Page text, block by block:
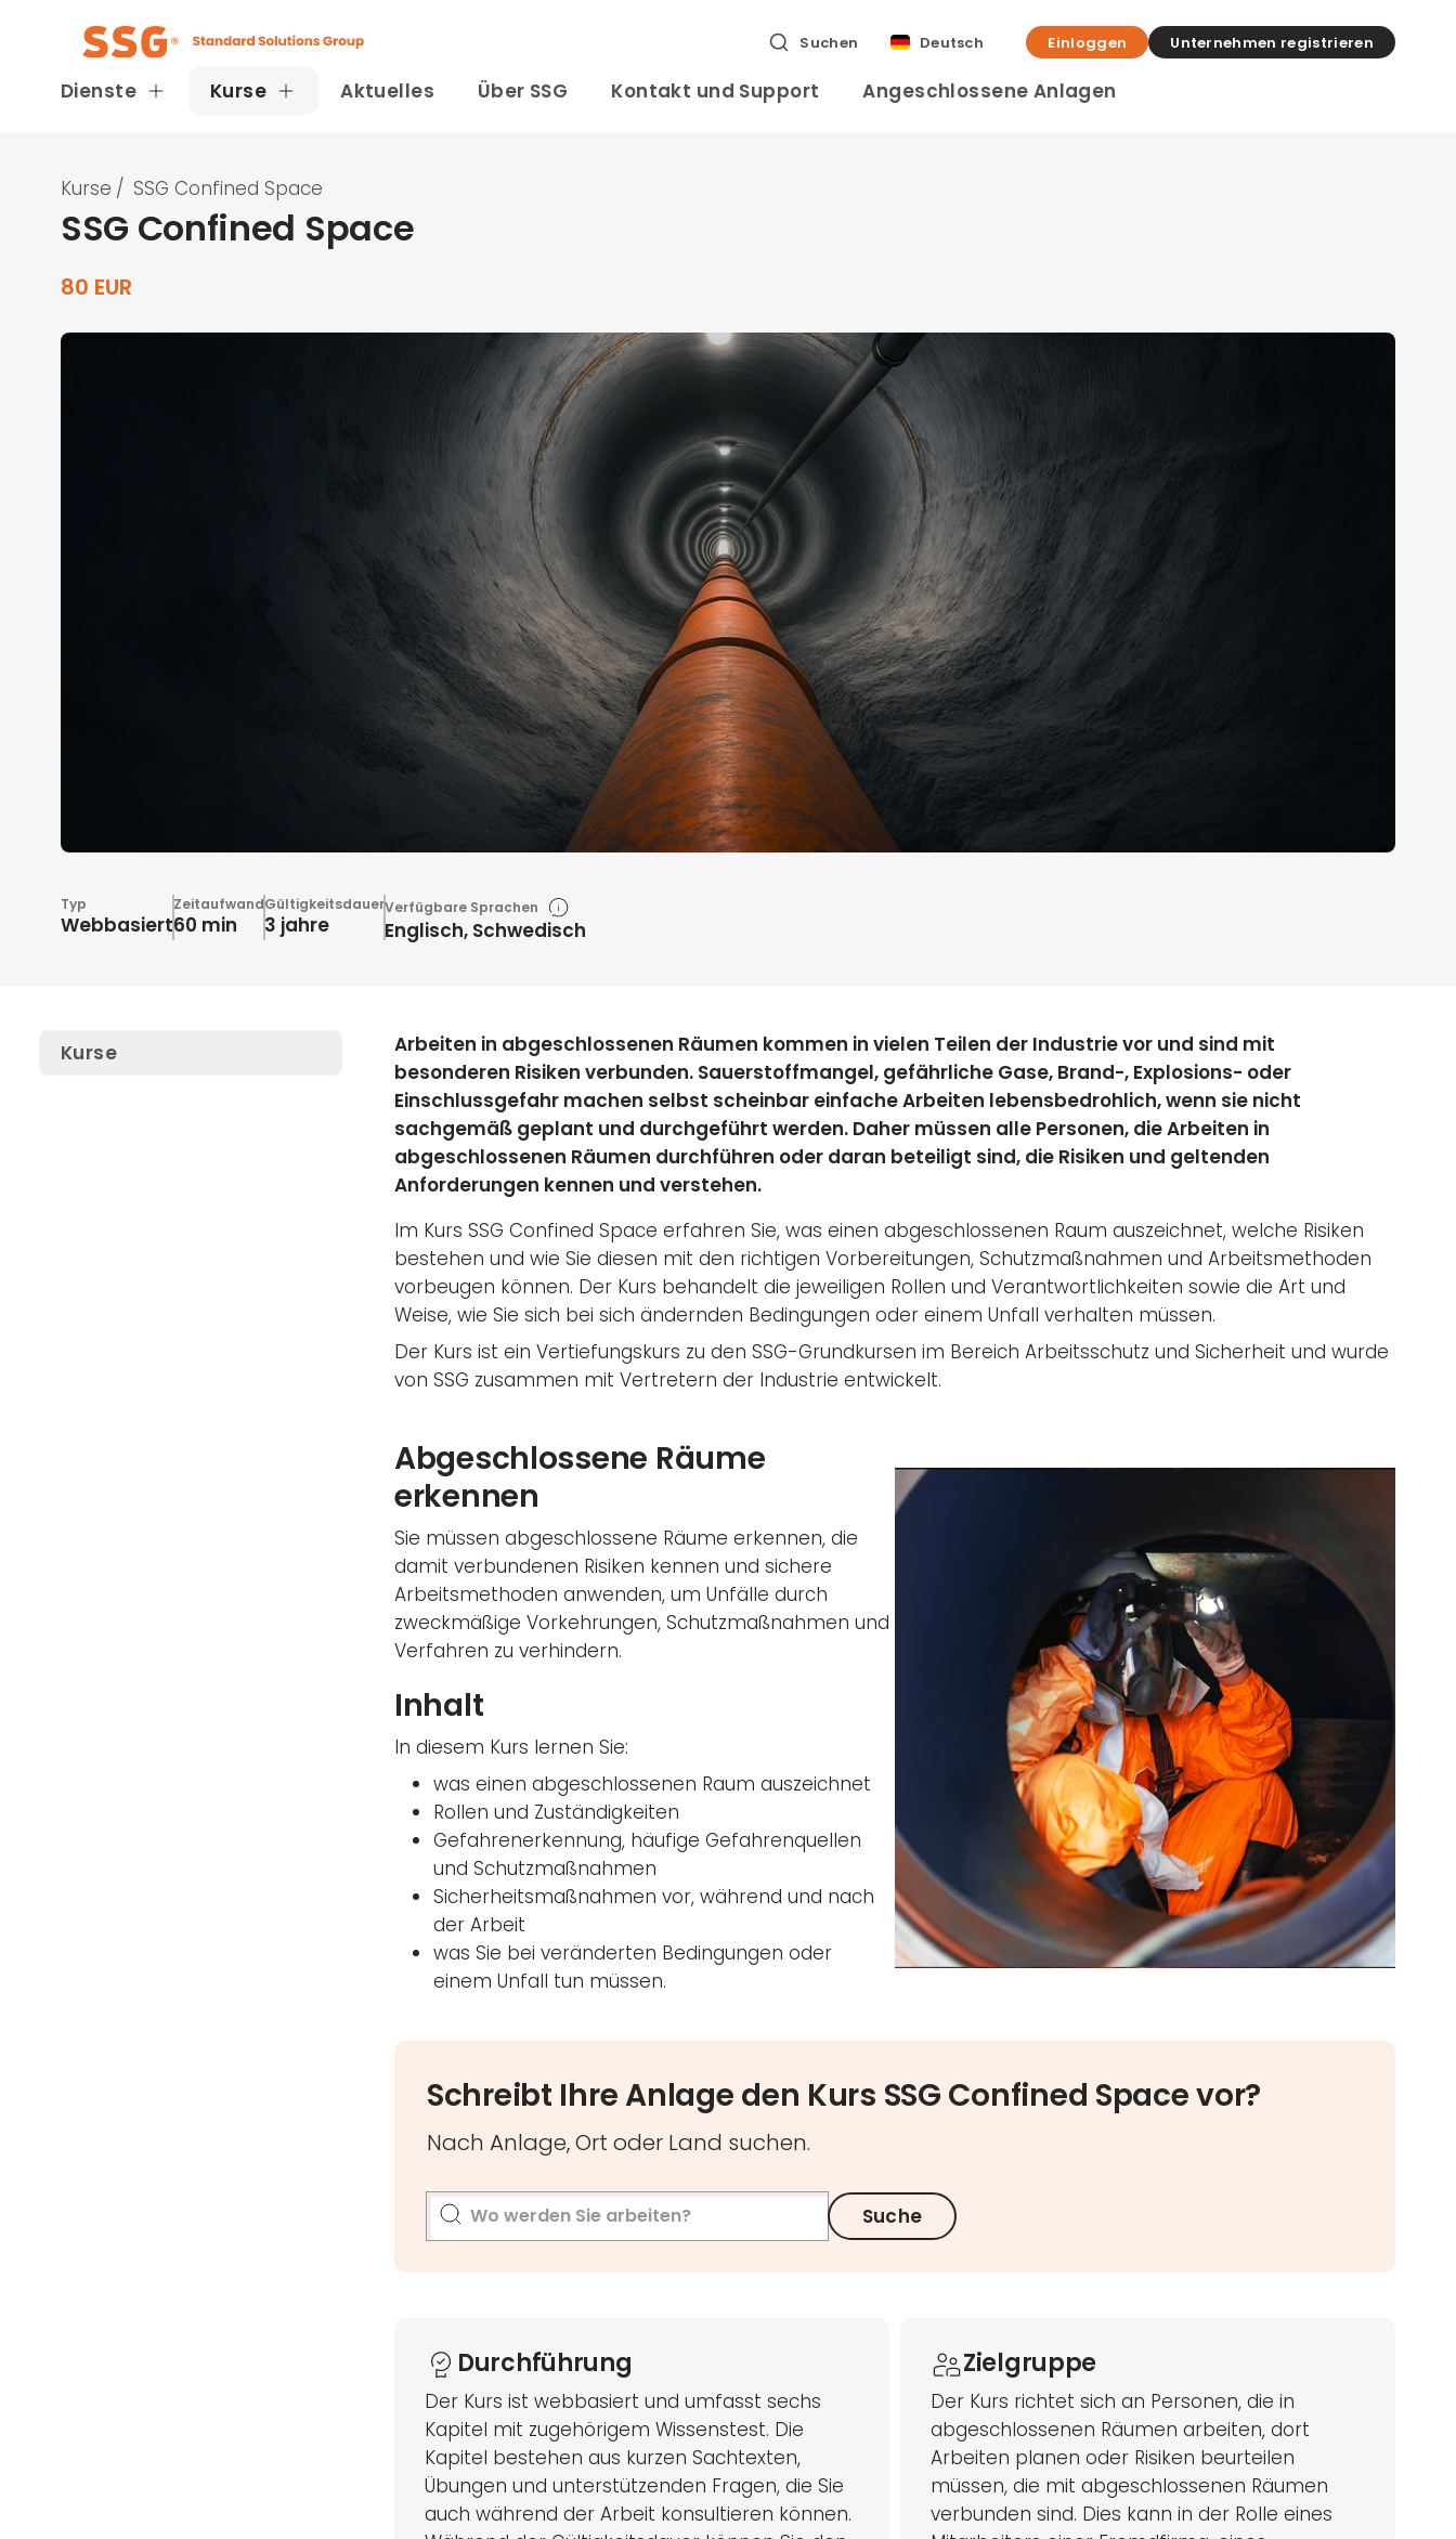
Suchen Deutsch Einloggen Unternehmen registrieren
Dienste Kurse Aktuelles Über SSG Kontakt und Support Angeschlossene Anlagen
Kurse / SSG Confined Space
SSG Confined Space
80 EUR
Typ
Webbasiert
Zeitaufwand
60 min
Gültigkeitsdauer
3 jahre
Verfügbare Sprachen
Englisch, Schwedisch
Kurse
Arbeiten in abgeschlossenen Räumen kommen in vielen Teilen der Industrie vor und sind mit
besonderen Risiken verbunden. Sauerstoffmangel, gefährliche Gase, Brand-, Explosions- oder
Einschlussgefahr machen selbst scheinbar einfache Arbeiten lebensbedrohlich, wenn sie nicht
sachgemäß geplant und durchgeführt werden. Daher müssen alle Personen, die Arbeiten in
abgeschlossenen Räumen durchführen oder daran beteiligt sind, die Risiken und geltenden
Anforderungen kennen und verstehen.
Im Kurs SSG Confined Space erfahren Sie, was einen abgeschlossenen Raum auszeichnet, welche Risiken
bestehen und wie Sie diesen mit den richtigen Vorbereitungen, Schutzmaßnahmen und Arbeitsmethoden
vorbeugen können. Der Kurs behandelt die jeweiligen Rollen und Verantwortlichkeiten sowie die Art und
Weise, wie Sie sich bei sich ändernden Bedingungen oder einem Unfall verhalten müssen.
Der Kurs ist ein Vertiefungskurs zu den SSG-Grundkursen im Bereich Arbeitsschutz und Sicherheit und wurde
von SSG zusammen mit Vertretern der Industrie entwickelt.
Abgeschlossene Räume
erkennen
Sie müssen abgeschlossene Räume erkennen, die
damit verbundenen Risiken kennen und sichere
Arbeitsmethoden anwenden, um Unfälle durch
zweckmäßige Vorkehrungen, Schutzmaßnahmen und
Verfahren zu verhindern.
Inhalt
In diesem Kurs lernen Sie:
was einen abgeschlossenen Raum auszeichnet
Rollen und Zuständigkeiten
Gefahrenerkennung, häufige Gefahrenquellen
und Schutzmaßnahmen
Sicherheitsmaßnahmen vor, während und nach
der Arbeit
was Sie bei veränderten Bedingungen oder
einem Unfall tun müssen.
Schreibt Ihre Anlage den Kurs SSG Confined Space vor?
Nach Anlage, Ort oder Land suchen.
Suche
Durchführung
Der Kurs ist webbasiert und umfasst sechs
Kapitel mit zugehörigem Wissenstest. Die
Kapitel bestehen aus kurzen Sachtexten,
Übungen und unterstützenden Fragen, die Sie
auch während der Arbeit konsultieren können.
Zielgruppe
Der Kurs richtet sich an Personen, die in
abgeschlossenen Räumen arbeiten, dort
Arbeiten planen oder Risiken beurteilen
müssen, die mit abgeschlossenen Räumen
verbunden sind. Dies kann in der Rolle eines